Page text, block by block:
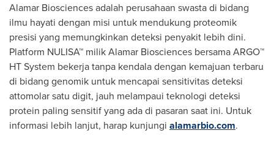
Alamar Biosciences adalah perusahaan swasta di bidang
ilmu hayati dengan misi untuk mendukung proteomik
presisi yang memungkinkan deteksi penyakit lebih dini.
Platform NULISA™ milik Alamar Biosciences bersama ARGO™
HT System bekerja tanpa kendala dengan kemajuan terbaru
di bidang genomik untuk mencapai sensitivitas deteksi
attomolar satu digit, jauh melampaui teknologi deteksi
protein paling sensitif yang ada di pasaran saat ini. Untuk
informasi lebih lanjut, harap kunjungi alamarbio.com.